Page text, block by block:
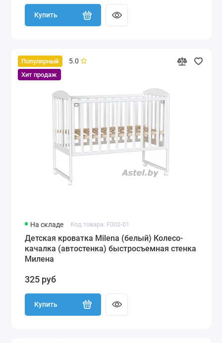
Купить
Популярный
Хит продаж
5.0
На складе Код товара: F002-01
Детская кроватка Milena (белый) Колесо-
качалка (автостенка) быстросъемная стенка
Милена
325 руб
Купить